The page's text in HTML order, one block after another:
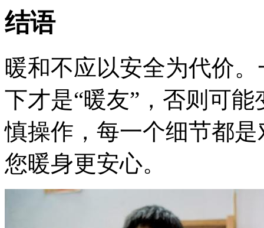
结语
暖和不应以安全为代价
下才是“暖友”，否则可
慎操作，每一个细节都
您暖身更安心。